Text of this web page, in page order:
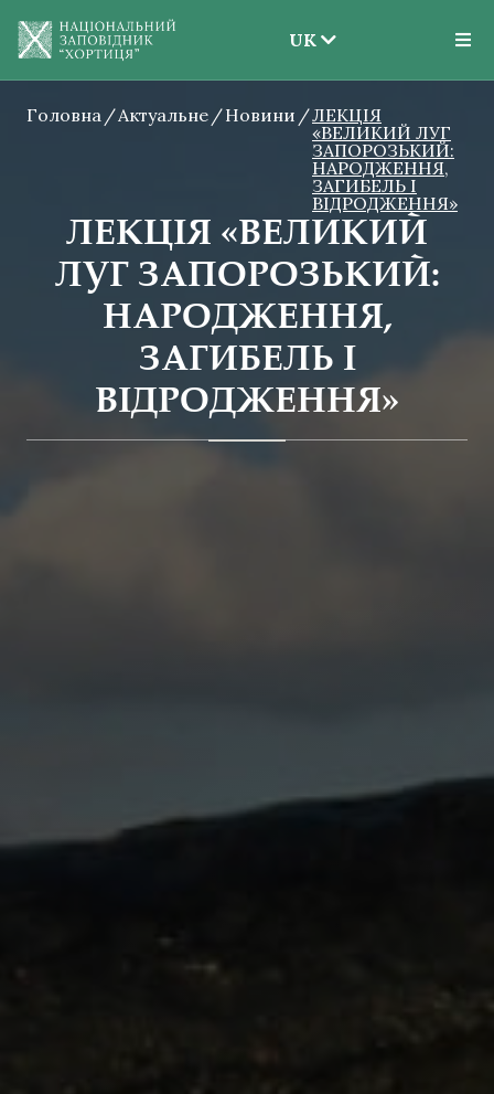
UK
EN
UK
Головна Актуальне Новини
ЛЕКЦІЯ
«ВЕЛИКИЙ ЛУГ
ЗАПОРОЗЬКИЙ:
НАРОДЖЕННЯ,
ЗАГИБЕЛЬ І
ВІДРОДЖЕННЯ»
ЛЕКЦІЯ «ВЕЛИКИЙ
ЛУГ ЗАПОРОЗЬКИЙ:
НАРОДЖЕННЯ,
ЗАГИБЕЛЬ І
ВІДРОДЖЕННЯ»